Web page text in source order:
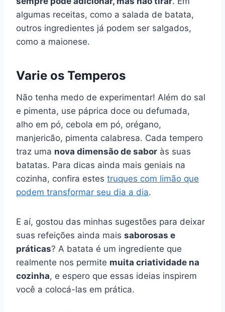
algumas receitas, como a salada de batata,
outros ingredientes já podem ser salgados,
como a maionese.
Varie os Temperos
Não tenha medo de experimentar! Além do sal
e pimenta, use páprica doce ou defumada,
alho em pó, cebola em pó, orégano,
manjericão, pimenta calabresa. Cada tempero
traz uma nova dimensão de sabor às suas
batatas. Para dicas ainda mais geniais na
cozinha, confira estes truques com limão que
podem transformar seu dia a dia.
E aí, gostou das minhas sugestões para deixar
suas refeições ainda mais saborosas e
práticas? A batata é um ingrediente que
realmente nos permite muita criatividade na
cozinha, e espero que essas ideias inspirem
você a colocá-las em prática.